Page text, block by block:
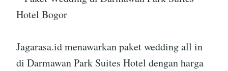
Jagarasa.id menawarkan paket wedding all in
di Darmawan Park Suites Hotel dengan harga